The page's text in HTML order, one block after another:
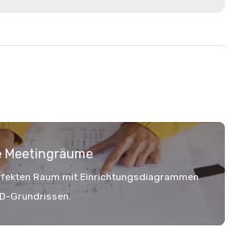
Meetingräume
Raum mit Einrichtungsdiagrammen
Grundrissen.